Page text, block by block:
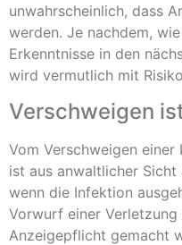
unwahrscheinlich, dass
werden. Je nachdem,
Erkenntnisse in den
wird vermutlich mit
Verschweigen
Vom Verschweigen
ist aus anwaltlicher
wenn die Infektion
Vorwurf einer
Anzeigepflicht gemacht